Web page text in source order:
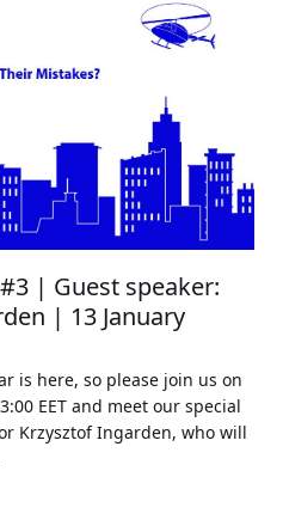
| Guest speaker:
| 13 January
is here, so please join us on
EET and meet our special
Krzysztof Ingarden, who will